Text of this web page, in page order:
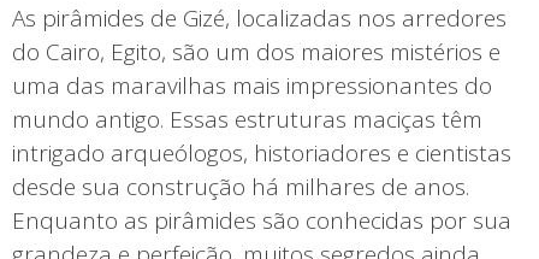
As pirâmides de Gizé, localizadas nos arredores
do Cairo, Egito, são um dos maiores mistérios e
uma das maravilhas mais impressionantes do
mundo antigo. Essas estruturas maciças têm
intrigado arqueólogos, historiadores e cientistas
desde sua construção há milhares de anos.
Enquanto as pirâmides são conhecidas por sua